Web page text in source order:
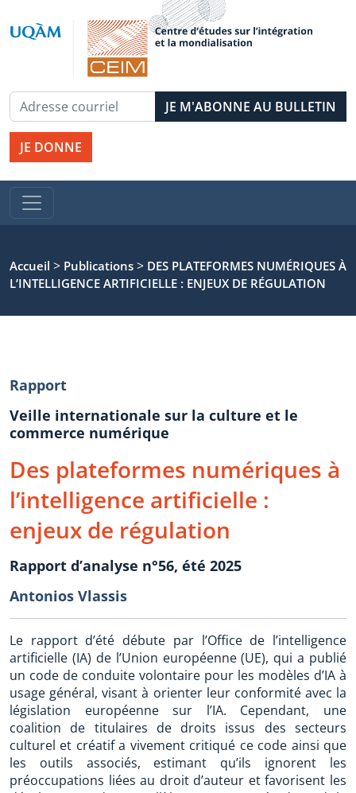
JE DONNE
Accueil > Publications > DES PLATEFORMES NUMÉRIQUES À
L’INTELLIGENCE ARTIFICIELLE : ENJEUX DE RÉGULATION
Rapport
Veille internationale sur la culture et le
commerce numérique
Des plateformes numériques à
l’intelligence artificielle :
enjeux de régulation
Rapport d’analyse n°56, été 2025
Antonios Vlassis
Le rapport d’été débute par l’Office de l’intelligence
artificielle (IA) de l’Union européenne (UE), qui a publié
un code de conduite volontaire pour les modèles d’IA à
usage général, visant à orienter leur conformité avec la
législation européenne sur l’IA. Cependant, une
coalition de titulaires de droits issus des secteurs
culturel et créatif a vivement critiqué ce code ainsi que
les outils associés, estimant qu’ils ignorent les
préoccupations liées au droit d’auteur et favorisent les